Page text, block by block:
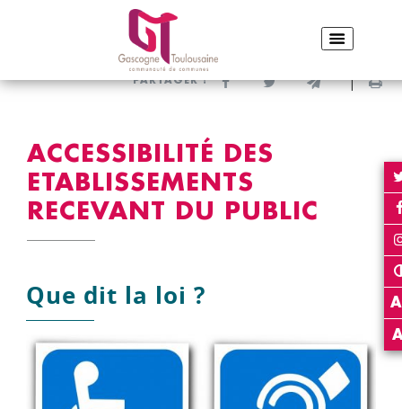
VIVRE & HABITER
ACCESSIBILITÉ DES ETABLISSEMENTS RECEVANT DU PUBLIC
PARTAGER : Partager sur Facebook
Partager sur Twitter
Envoyer par e-
ACCESSIBILITÉ DES
ETABLISSEMENTS
RECEVANT DU PUBLIC
Que dit la loi ? A